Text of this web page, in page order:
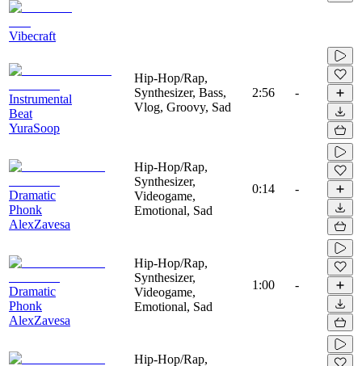
Vibecraft
Instrumental
Beat
YuraSoop
Hip-Hop/Rap,
Synthesizer, Bass,
Vlog, Groovy, Sad
2:56 -
Dramatic
Phonk
AlexZavesa
Hip-Hop/Rap,
Synthesizer,
Videogame,
Emotional, Sad
0:14 -
Dramatic
Phonk
AlexZavesa
Hip-Hop/Rap,
Synthesizer,
Videogame,
Emotional, Sad
1:00 -
Hip-Hop/Rap,